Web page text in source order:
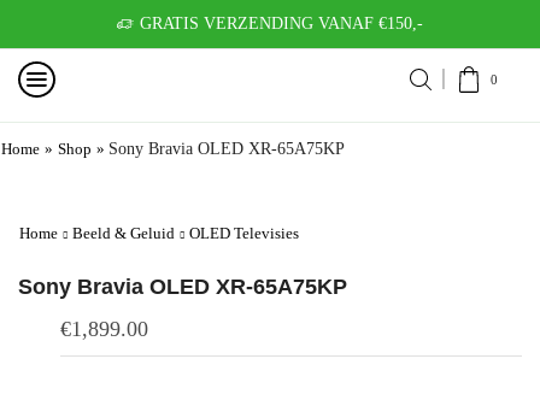
GRATIS VERZENDING VANAF €150,-
0
Home » Shop » Sony Bravia OLED XR-65A75KP
Home Beeld & Geluid OLED Televisies
Sony Bravia OLED XR-65A75KP
€1,899.00